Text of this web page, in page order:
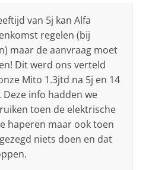
van 5j kan Alfa
regelen (bij
maar de aanvraag moet
Dit werd ons verteld
Mito 1.3jtd na 5j en 14
Deze info hadden we
toen de elektrische
haperen maar ook toen
niets doen en dat